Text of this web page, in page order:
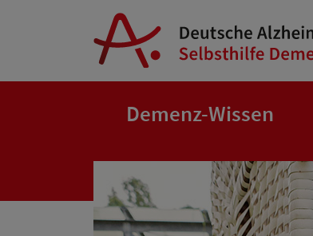
Springe zum Hauptinhalt
Demenz-Wissen